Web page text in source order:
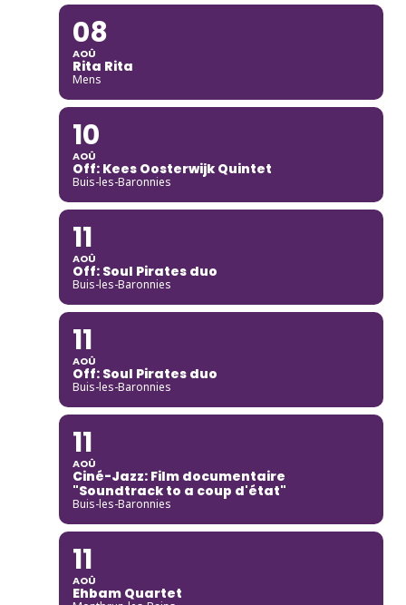
08
AOÛ
Rita Rita
Mens
10
AOÛ
Off: Kees Oosterwijk Quintet
Buis-les-Baronnies
11
AOÛ
Off: Soul Pirates duo
Buis-les-Baronnies
11
AOÛ
Off: Soul Pirates duo
Buis-les-Baronnies
11
AOÛ
Ciné-Jazz: Film documentaire
"Soundtrack to a coup d'état"
Buis-les-Baronnies
11
AOÛ
Ehbam Quartet